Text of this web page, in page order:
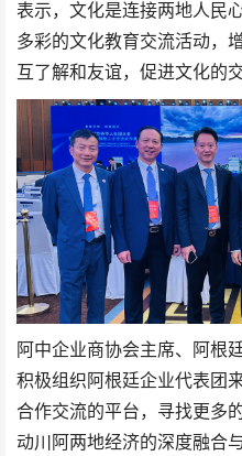
表示，文化是连接两地人民
多彩的文化教育交流活动，
互了解和友谊，促进文化的
阿中企业商协会主席、阿根
积极组织阿根廷企业代表团
合作交流的平台，寻找更多
动川阿两地经济的深度融合与